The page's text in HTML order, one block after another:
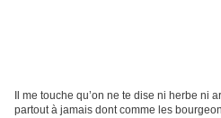
Il me touche qu’on ne te dise ni herbe ni
partout à jamais dont comme les